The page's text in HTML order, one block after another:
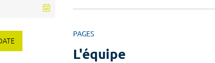
PAGES
L'équipe